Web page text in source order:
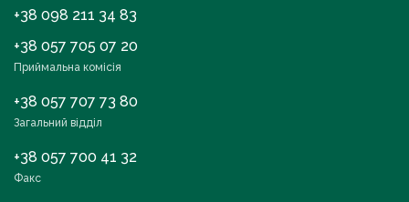
+38 098 211 34 83
+38 057 705 07 20
Приймальна комісія
+38 057 707 73 80
Загальний відділ
+38 057 700 41 32
Факс